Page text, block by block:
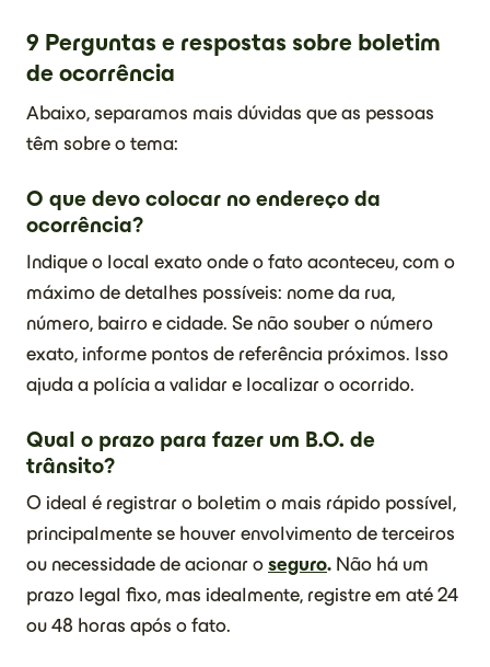
9 Perguntas e respostas sobre boletim
de ocorrência
Abaixo, separamos mais dúvidas que as pessoas
têm sobre o tema:
O que devo colocar no endereço da
ocorrência?
Indique o local exato onde o fato aconteceu, com o
máximo de detalhes possíveis: nome da rua,
número, bairro e cidade. Se não souber o número
exato, informe pontos de referência próximos. Isso
ajuda a polícia a validar e localizar o ocorrido.
Qual o prazo para fazer um B.O. de
trânsito?
O ideal é registrar o boletim o mais rápido possível,
principalmente se houver envolvimento de terceiros
ou necessidade de acionar o seguro. Não há um
prazo legal fixo, mas idealmente, registre em até 24
ou 48 horas após o fato.